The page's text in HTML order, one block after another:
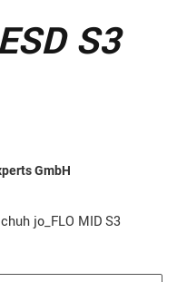
S3
GmbH
jo_FLO MID S3